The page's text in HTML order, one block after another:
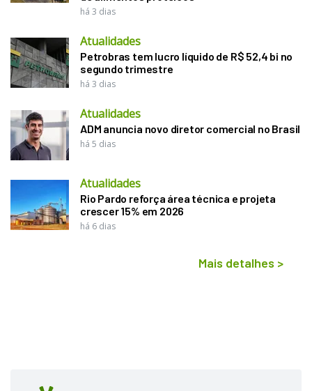
há 3 dias
Atualidades
Petrobras tem lucro líquido de R$ 52,4 bi no
segundo trimestre
há 3 dias
Atualidades
ADM anuncia novo diretor comercial no Brasil
há 5 dias
Atualidades
Rio Pardo reforça área técnica e projeta
crescer 15% em 2026
há 6 dias
Mais detalhes >